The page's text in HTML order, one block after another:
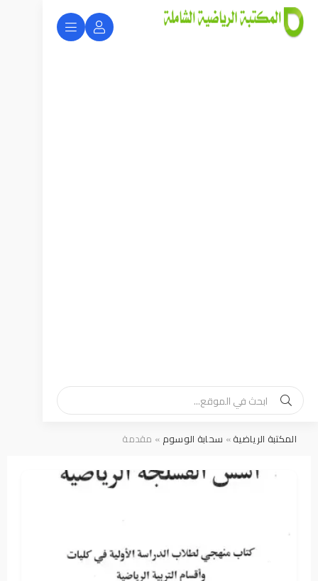
المكتبة الرياضية» سحابة الوسوم » مقدمة